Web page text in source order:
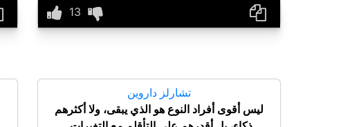
تشارلز داروين
ليس أقوى أفراد النوع هو الذي يبقى، ولا أكثرهم